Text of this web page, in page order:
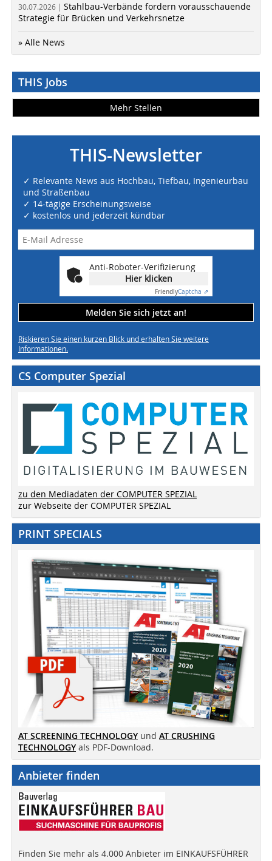
30.07.2026 | Stahlbau-Verbände fordern vorausschauende
Strategie für Brücken und Verkehrsnetze
» Alle News
THIS Jobs
Mehr Stellen
THIS-Newsletter
✓ Relevante News aus Hochbau, Tiefbau, Ingenieurbau
und Straßenbau
✓ 14-tägige Erscheinungsweise
✓ kostenlos und jederzeit kündbar
Anti-Roboter-Verifizierung
Hier klicken
FriendlyCaptcha ⇗
Melden Sie sich jetzt an!
Riskieren Sie einen kurzen Blick und erhalten Sie weitere
Informationen.
CS Computer Spezial
zu den Mediadaten der COMPUTER SPEZIAL
zur Webseite der COMPUTER SPEZIAL
PRINT SPECIALS
AT SCREENING TECHNOLOGY und AT CRUSHING
TECHNOLOGY als PDF-Download.
Anbieter finden
Finden Sie mehr als 4.000 Anbieter im EINKAUFSFÜHRER